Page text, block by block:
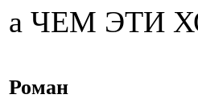
а ЧЕМ ЭТИ
Роман